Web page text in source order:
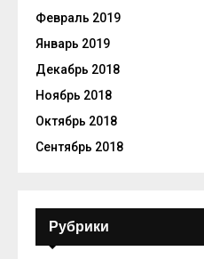
Февраль 2019
Январь 2019
Декабрь 2018
Ноябрь 2018
Октябрь 2018
Сентябрь 2018
Рубрики